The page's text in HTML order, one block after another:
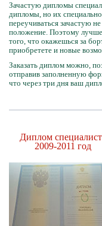
Зачастую дипломы
дипломы, но их
переучиваться зачастую
положение. Поэтому
того, что окажешься за
приобретете и новые
Заказать диплом можно,
отправив заполненную
что через три дня ваш
Диплом
2009-2011 год